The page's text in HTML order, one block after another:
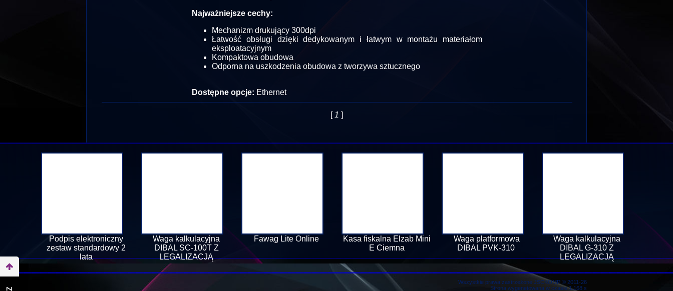
Najważniejsze cechy:
Mechanizm drukujący 300dpi
Łatwość obsługi dzięki dedykowanym i łatwym w montażu materiałom
eksploatacyjnym
Kompaktowa obudowa
Odporna na uszkodzenia obudowa z tworzywa sztucznego
Dostępne opcje: Ethernet
[1 ]
Podpis elektroniczny
zestaw standardowy 2
lata
Waga kalkulacyjna
DIBAL SC-100T Z
LEGALIZACJĄ
Fawag Lite Online
Kasa fiskalna Elzab Mini
E Ciemna
Waga platformowa
DIBAL PVK-310
Waga kalkulacyjna
DIBAL G-310 Z
LEGALIZACJĄ
Wszystkie prawa zastrzeżone JSCKOMP © 2011-26
Strona wygenetowana w czasie 1.168 s